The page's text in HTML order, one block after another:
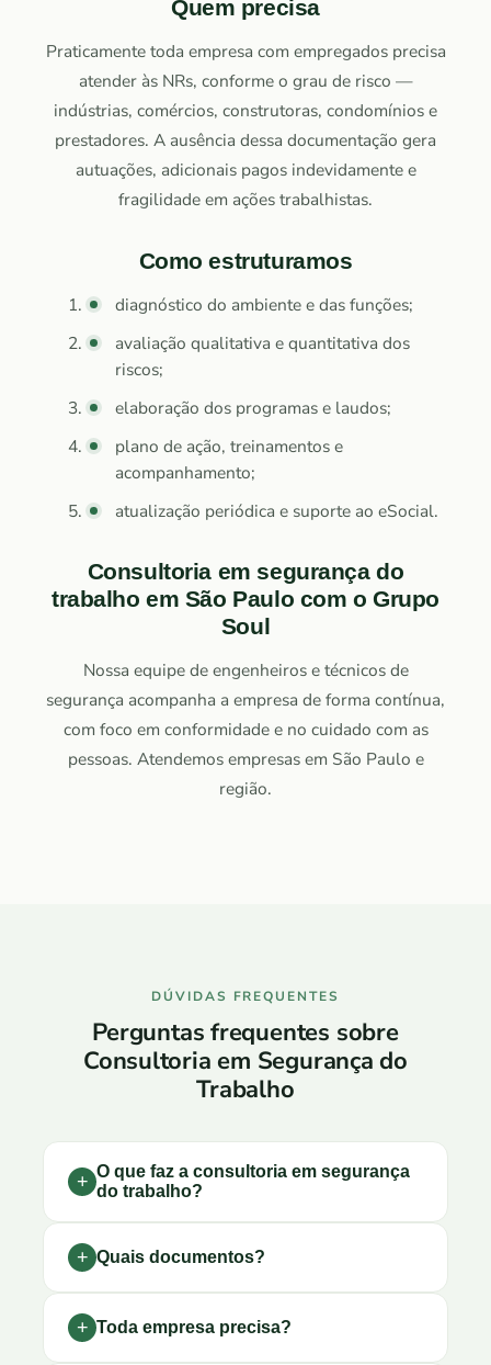
Quem precisa
Praticamente toda empresa com empregados precisa
atender às NRs, conforme o grau de risco —
indústrias, comércios, construtoras, condomínios e
prestadores. A ausência dessa documentação gera
autuações, adicionais pagos indevidamente e
fragilidade em ações trabalhistas.
Como estruturamos
diagnóstico do ambiente e das funções;
avaliação qualitativa e quantitativa dos
riscos;
elaboração dos programas e laudos;
plano de ação, treinamentos e
acompanhamento;
atualização periódica e suporte ao eSocial.
Consultoria em segurança do
trabalho em São Paulo com o Grupo
Soul
Nossa equipe de engenheiros e técnicos de
segurança acompanha a empresa de forma contínua,
com foco em conformidade e no cuidado com as
pessoas. Atendemos empresas em São Paulo e
região.
DÚVIDAS FREQUENTES
Perguntas frequentes sobre
Consultoria em Segurança do
Trabalho
O que faz a consultoria em segurança
do trabalho?
Quais documentos?
Toda empresa precisa?